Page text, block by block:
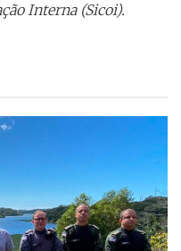
Interna (Sicoi).